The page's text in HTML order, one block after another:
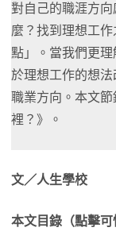
對自己的職涯方
麼？找到理想工
點」。當我們更
於理想工作的想
職業方向。本文
裡？》。
文／人生學校
本文目錄（點擊可